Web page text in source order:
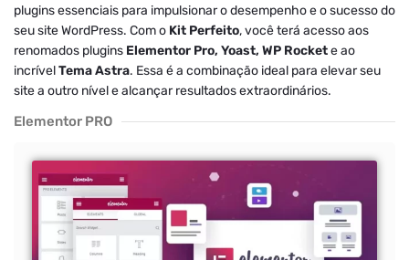
plugins essenciais para impulsionar o desempenho e o sucesso do
seu site WordPress. Com o Kit Perfeito, você terá acesso aos
renomados plugins Elementor Pro, Yoast, WP Rockete ao
incrívelTema Astra. Essa é a combinação ideal para elevar seu
site a outro nível e alcançar resultados extraordinários.
Elementor PRO